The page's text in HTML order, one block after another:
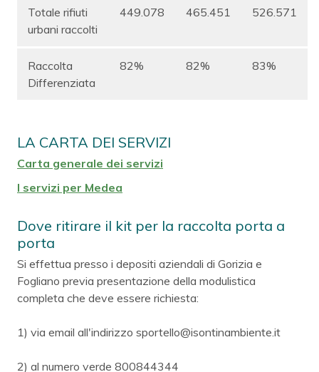
Totale rifiuti
urbani raccolti
449.078 465.451 526.571
Raccolta
Differenziata
82% 82% 83%
LA CARTA DEI SERVIZI
Carta generale dei servizi
I servizi per Medea
Dove ritirare il kit per la raccolta porta a
porta
Si effettua presso i depositi aziendali di Gorizia e
Fogliano previa presentazione della modulistica
completa che deve essere richiesta:
1) via email all'indirizzo sportello@isontinambiente.it
2) al numero verde 800844344